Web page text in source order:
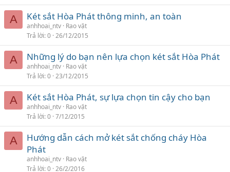
A Két sắt Hòa Phát thông minh, an toàn
anhhoai_ntv Rao vặt
Trả lời 0 26/12/2015
A Những lý do bạn nên lựa chọn két sắt Hòa Phát
anhhoai_ntv Rao vặt
Trả lời 0 23/12/2015
A Két sắt Hòa Phát, sự lựa chọn tin cậy cho bạn
anhhoai_ntv Rao vặt
Trả lời 0 7/12/2015
A
Hướng dẫn cách mở két sắt chống cháy Hòa
Phát
anhhoai_ntv Rao vặt
Trả lời 0 26/2/2016